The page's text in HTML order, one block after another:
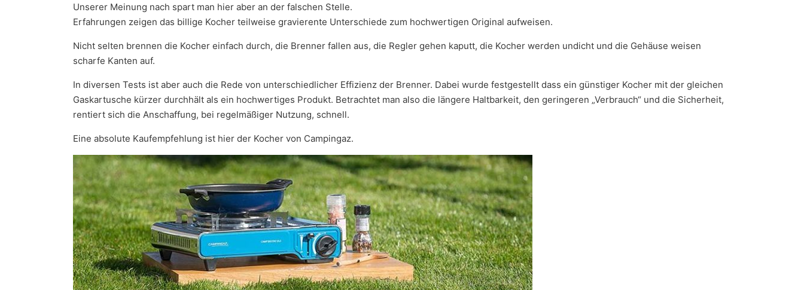
Unserer Meinung nach spart man hier aber an der falschen Stelle.
Erfahrungen zeigen das billige Kocher teilweise gravierente Unterschiede zum hochwertigen Original aufweisen.
Nicht selten brennen die Kocher einfach durch, die Brenner fallen aus, die Regler gehen kaputt, die Kocher werden undicht und die Gehäuse weisen
scharfe Kanten auf.
In diversen Tests ist aber auch die Rede von unterschiedlicher Effizienz der Brenner. Dabei wurde festgestellt dass ein günstiger Kocher mit der gleichen
Gaskartusche kürzer durchhält als ein hochwertiges Produkt. Betrachtet man also die längere Haltbarkeit, den geringeren „Verbrauch“ und die Sicherheit,
rentiert sich die Anschaffung, bei regelmäßiger Nutzung, schnell.
Eine absolute Kaufempfehlung ist hier der Kocher von Campingaz.